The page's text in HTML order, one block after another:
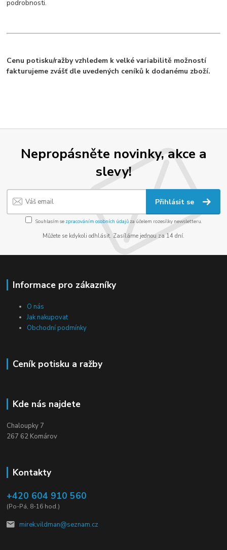
podrobnosti.
Cenu potisku/ražby vzhledem k velké variabilitě možností
fakturujeme zvášť dle uvedených ceníků k dodanému zboží.
Nepropásněte novinky, akce a
slevy!
Přihlásit se
Souhlasím se zpracováním osobních údajůza účelem rozesílky newsletteru.
Můžete se kdykoli odhlásit. Zasíláme jednou za 14 dní.
Informace pro zákazníky
O nás
Jak nakupovat
Obchodní podmínky
Ceník potisku a ražby
Kde nás najdete
Chaloupky 7
267 62 Komárov
Kontakty
+420 604 910 560
(Po-Pá, 8-16 hod.)
mirek.vildman@seznam.cz